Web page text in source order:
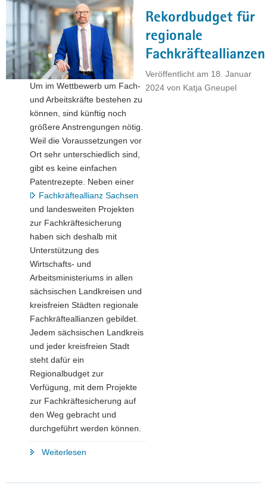
Taiwan
und
den
Chiphersteller
TSMC "
Rekordbudget für
regionale
Fachkräfteallianzen
Veröffentlicht am 18. Januar
2024 von Katja Gneupel
Um im Wettbewerb um Fach-
und Arbeitskräfte bestehen zu
können, sind künftig noch
größere Anstrengungen nötig.
Weil die Voraussetzungen vor
Ort sehr unterschiedlich sind,
gibt es keine einfachen
Patentrezepte. Neben einer
Fachkräfteallianz Sachsen
und landesweiten Projekten
zur Fachkräftesicherung
haben sich deshalb mit
Unterstützung des
Wirtschafts- und
Arbeitsministeriums in allen
sächsischen Landkreisen und
kreisfreien Städten regionale
Fachkräfteallianzen gebildet.
Jedem sächsischen Landkreis
und jeder kreisfreien Stadt
steht dafür ein
Regionalbudget zur
Verfügung, mit dem Projekte
zur Fachkräftesicherung auf
den Weg gebracht und
durchgeführt werden können.
Weiterlesen